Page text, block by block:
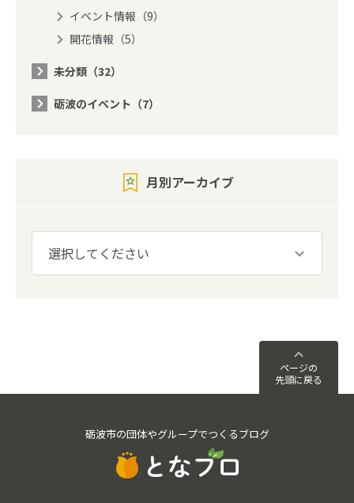
イベント情報（9）
開花情報（5）
未分類（32）
砺波のイベント（7）
月別アーカイブ
ページの
先頭に戻る
砺波市の団体やグループでつくるブログ